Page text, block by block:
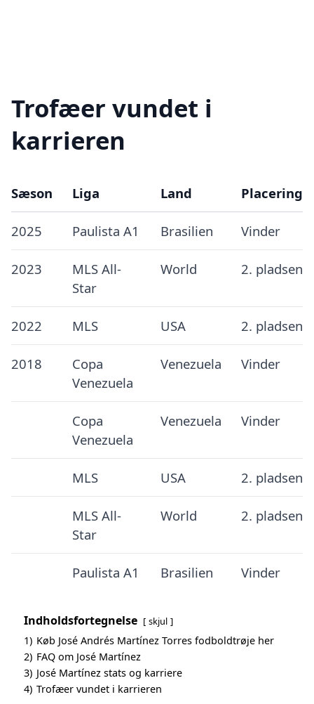
Trofæer vundet i
karrieren
Sæson Liga Land Placering
2025 Paulista A1 Brasilien Vinder
2023
MLS All-
Star
World 2. pladsen
2022 MLS USA 2. pladsen
2018
Copa
Venezuela
Venezuela Vinder
Copa
Venezuela
Venezuela Vinder
MLS USA 2. pladsen
MLS All-
Star
World 2. pladsen
Paulista A1 Brasilien Vinder
Indholdsfortegnelse skjul
1) Køb José Andrés Martínez Torres fodboldtrøje her
2) FAQ om José Martínez
3) José Martínez stats og karriere
4) Trofæer vundet i karrieren